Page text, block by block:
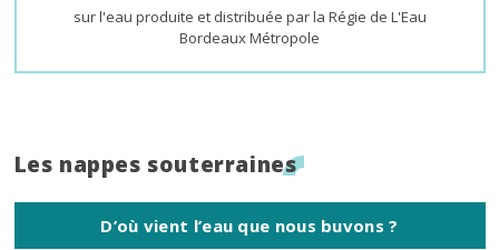
sur l'eau produite et distribuée par la Régie de L'Eau
Bordeaux Métropole
Titre
Les nappes souterraines
D’où vient l’eau que nous buvons ?